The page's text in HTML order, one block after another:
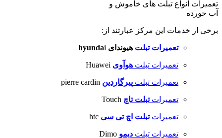
تعمیرات انواع تبلت های خاموش و
آب خورده
برخی از خدمات این مرکز عبارتند از:
تعمیرات تبلت هیوندای hyunda i
تعمیرات تبلت هوآوی
تعمیرات تبلت پیرگاردین
تعمیراتتبلت تاچ
تعمیراتتبلت اچ تی سی
تعمیرات تبلت دیمو